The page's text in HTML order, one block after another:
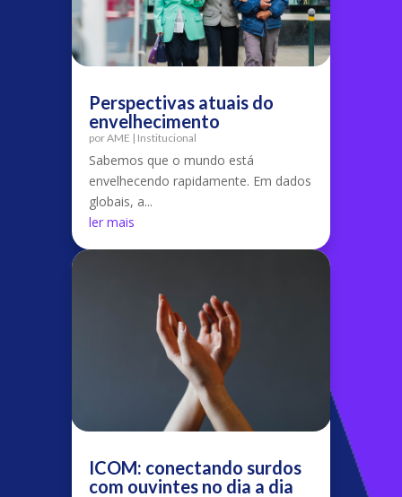
Perspectivas atuais do
envelhecimento
porAME | Institucional
Sabemos que o mundo está
envelhecendo rapidamente. Em dados
globais, a...
ler mais
ICOM: conectando surdos
com ouvintes no dia a dia